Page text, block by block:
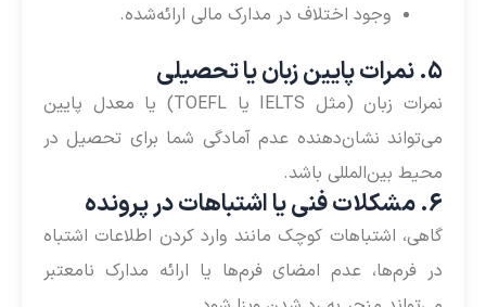
وجود اختلاف در مدارک مالی ارائه‌شده.
5. نمرات پایین زبان یا تحصیلی
نمرات زبان (مثل IELTS یا TOEFL) یا معدل پایین
می‌تواند نشان‌دهنده عدم آمادگی شما برای تحصیل در
محیط بین‌المللی باشد.
6. مشکلات فنی یا اشتباهات در پرونده
گاهی، اشتباهات کوچک مانند وارد کردن اطلاعات اشتباه
در فرم‌ها، عدم امضای فرم‌ها یا ارائه مدارک نامعتبر